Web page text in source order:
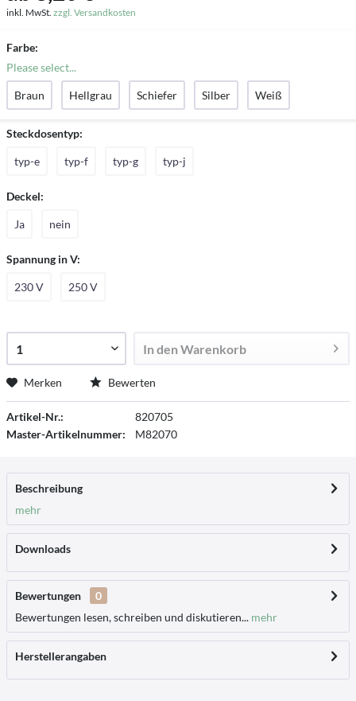
inkl. MwSt. zzgl. Versandkosten
Farbe:
Please select...
Braun Hellgrau Schiefer Silber Weiß
Steckdosentyp:
typ-e typ-f typ-g typ-j
Deckel:
Ja nein
Spannung in V:
230 V 250 V
In den Warenkorb
Merken Bewerten
Artikel-Nr.:
820705
Master-Artikelnummer:
M82070
Beschreibung
mehr
Downloads
Bewertungen
0
Bewertungen lesen, schreiben und diskutieren... mehr
Herstellerangaben